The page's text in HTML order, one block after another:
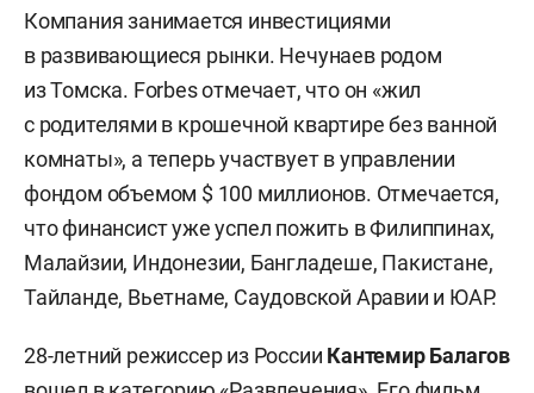
Компания занимается инвестициями
в развивающиеся рынки. Нечунаев родом
из Томска. Forbes отмечает, что он «жил
с родителями в крошечной квартире без ванной
комнаты», а теперь участвует в управлении
фондом объемом $ 100 миллионов. Отмечается,
что финансист уже успел пожить в Филиппинах,
Малайзии, Индонезии, Бангладеше, Пакистане,
Тайланде, Вьетнаме, Саудовской Аравии и ЮАР.
28-летний режиссер из России Кантемир Балагов